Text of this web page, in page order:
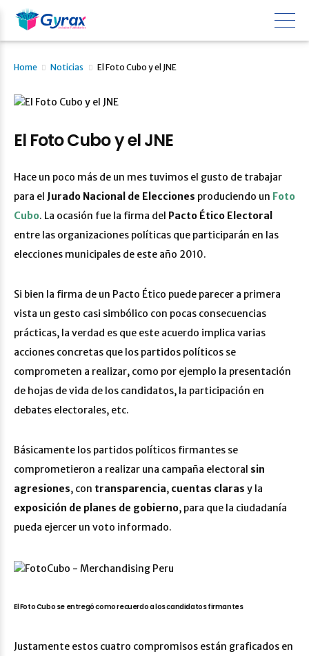
Home Noticias El Foto Cubo y el JNE
El Foto Cubo y el JNE
Hace un poco más de un mes tuvimos el gusto de trabajar
para el Jurado Nacional de Elecciones produciendo un Foto
Cubo. La ocasión fue la firma del Pacto Ético Electoral
entre las organizaciones políticas que participarán en las
elecciones municipales de este año 2010.
Si bien la firma de un Pacto Ético puede parecer a primera
vista un gesto casi simbólico con pocas consecuencias
prácticas, la verdad es que este acuerdo implica varias
acciones concretas que los partidos políticos se
comprometen a realizar, como por ejemplo la presentación
de hojas de vida de los candidatos, la participación en
debates electorales, etc.
Básicamente los partidos políticos firmantes se
comprometieron a realizar una campaña electoral sin
agresiones, con transparencia, cuentas claras y la
exposición de planes de gobierno, para que la ciudadanía
pueda ejercer un voto informado.
El Foto Cubo se entregó como recuerdo a los candidatos firmantes
Justamente estos cuatro compromisos están graficados en